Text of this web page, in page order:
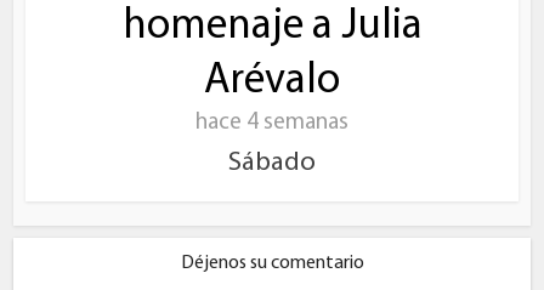
homenaje a Julia
Arévalo
hace 4 semanas
Sábado
Déjenos su comentario